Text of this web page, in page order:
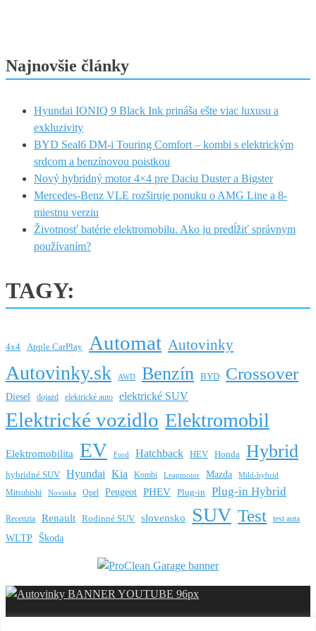
Najnovšie články
Hyundai IONIQ 9 Black Ink prináša ešte viac luxusu a
exkluzivity
BYD Seal6 DM-i Touring Comfort – kombi s elektrickým
srdcom a benzínovou poistkou
Nový hybridný motor 4×4 pre Daciu Duster a Bigster
Mercedes-Benz VLE rozširuje ponuku o AMG Line a 8-
miestnu verziu
Životnosť batérie elektromobilu. Ako ju predĺžiť správnym
používaním?
TAGY:
4x4 Apple CarPlay Automat Autovinky
Autovinky.sk AWD Benzín BYD Crossover
Diesel dojazd elektrické auto elektrické SUV
Elektrické vozidlo Elektromobil
Elektromobilita EV Ford Hatchback HEV Honda Hybrid
hybridné SUV Hyundai Kia Kombi Leapmotor Mazda Mild-hybrid
Mitsubishi Novinka Opel Peugeot PHEV Plug-in Plug-in Hybrid
Recenzia Renault Rodinné SUV slovensko SUV Test test auta
WLTP Škoda